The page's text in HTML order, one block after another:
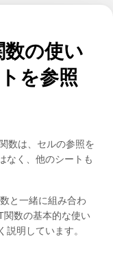
の使い
を参照
数は、セルの参照を
なく、他のシートも
と一緒に組み合わ
関数の基本的な使い
明しています。